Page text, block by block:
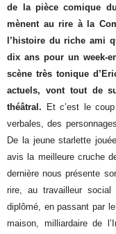
de la pièce comique
mènent au rire à la
l’histoire du riche ami
dix ans pour un week-
scène très tonique
actuels, vont tout de
théâtral.
Et c’est le
verbales, des
De la jeune starlette
avis la meilleure cruche
dernière nous présente
rire, au travailleur
diplômé, en passant par
maison, milliardaire de